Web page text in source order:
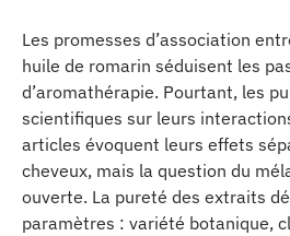
Les promesses d’association
huile de romarin séduisent les
d’aromathérapie. Pourtant, les
scientifiques sur leurs
articles évoquent leurs effets
cheveux, mais la question du
ouverte. La pureté des extraits
paramètres : variété botanique,